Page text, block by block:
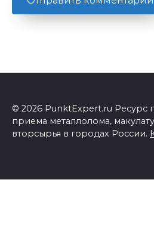
© 2026 PunktExpert.ru Ресурс
приема металлолома,
вторсырья в городах России.